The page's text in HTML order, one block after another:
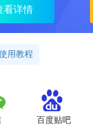
看详情
用教程
百度贴吧